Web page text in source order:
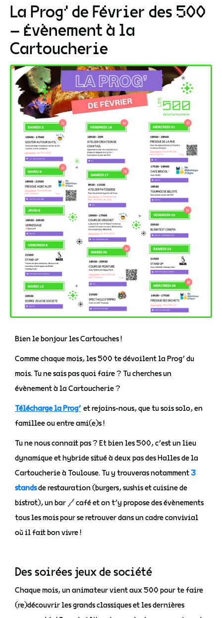
La Prog’ de Février des 500
– Évènement à la
Cartoucherie
Bien le bonjour les Cartouches !
Comme chaque mois, les 500 te dévoilent la Prog’ du
mois. Tu ne sais pas quoi faire ? Tu cherches un
évènement à la Cartoucherie ?
Télécharge la Prog’ et rejoins-nous, que tu sois solo, en
famillee ou entre ami(e)s !
Tu ne nous connait pas ? Et bien les 500, c’est un lieu
dynamique et hybride situé à deux pas des Halles de la
Cartoucherie à Toulouse. Tu y trouveras notamment3
standsde restauration (burgers, sushis et cuisine de
bistrot), un bar / café et on t’y propose des évènements
tous les mois pour se retrouver dans un cadre convivial
où il fait bon vivre !
Des soirées jeux de société
Chaque mois, un animateur vient aux 500 pour te faire
(re)découvrir les grands classiques et les dernières